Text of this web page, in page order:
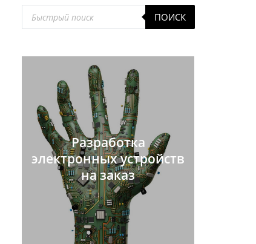
Поиск
товаров
ПОИСК
Разработка
электронных устройств
на заказ